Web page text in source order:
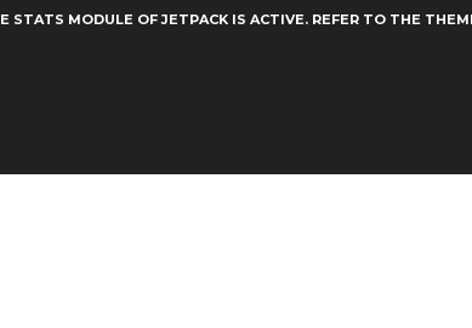
MODULE OF JETPACK IS ACTIVE. REFER TO THE